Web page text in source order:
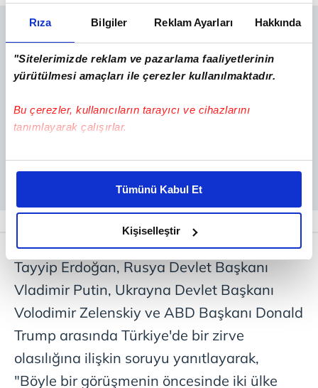
Rıza Bilgiler Reklam Ayarları Hakkında
"Sitelerimizde reklam ve pazarlama faaliyetlerinin
yürütülmesi amaçları ile çerezler kullanılmaktadır.
Bu çerezler, kullanıcıların tarayıcı ve cihazlarını
tanımlayarak çalışırlar.
Bu çerezlere izin vermeniz halinde sizlere özel
daha iyi reklam deneyimi yaşatabiliriz. Bunu yaparken
amacımızın size daha iyi bir reklam deneyimi sunmak
olduğunu ve sizlere en iyi içerikleri sunabilmek adına
elimizden gelen çabayı gösterdiğimizi ve bu noktada,
reklamların maliyetlerimizi karşılamak noktasında tek gelir
Her halükârda, kullanıcılar, bu çerezlere izin vermedikleri
takdirde, kullanıcılara hedefli reklamlar
Sizlere daha iyi bir hizmet sunabilmek için İnternet
Tümünü Kabul Et
Kişiselleştir
Peskov, Türkiye Cumhurbaşkanı Recep
Tayyip Erdoğan, Rusya Devlet Başkanı
Vladimir Putin, Ukrayna Devlet Başkanı
Volodimir Zelenskiy ve ABD Başkanı Donald
Trump arasında Türkiye'de bir zirve
olasılığına ilişkin soruyu yanıtlayarak,
"Böyle bir görüşmenin öncesinde iki ülke